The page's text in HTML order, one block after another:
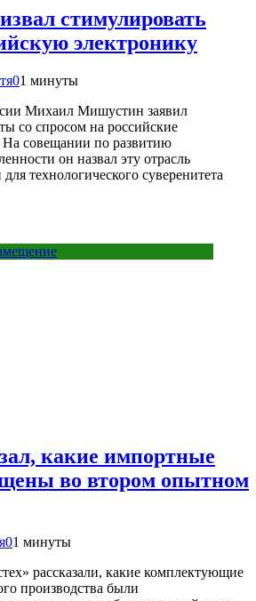
стимулировать
электронику
01 минуты
Михаил Мишустин заявил
со спросом на российские
На совещании по развитию
он назвал эту отрасль
технологического суверенитета
какие импортные
во втором опытном
01 минуты
рассказали, какие комплектующие
производства были